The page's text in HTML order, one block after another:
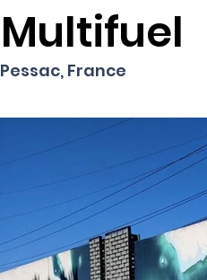
Multifuel
Pessac, France